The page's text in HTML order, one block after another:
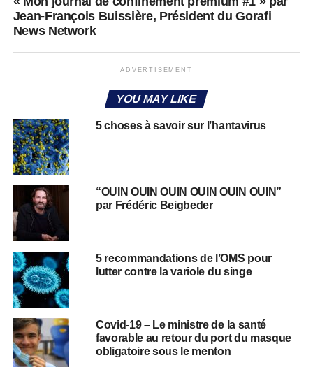
Jean-François Buissière, Président du Gorafi
News Network
ADVERTISEMENT
YOU MAY LIKE
5 choses à savoir sur l’hantavirus
“OUIN OUIN OUIN OUIN OUIN OUIN”
par Frédéric Beigbeder
5 recommandations de l’OMS pour
lutter contre la variole du singe
Covid-19 – Le ministre de la santé
favorable au retour du port du masque
obligatoire sous le menton